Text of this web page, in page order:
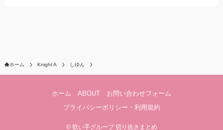
ホーム Knight A しゆん
ホーム ABOUT
お問い合わせフォーム
プライバシーポリシー・利用規約
©歌い手グループ 切り抜きまとめ